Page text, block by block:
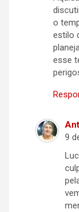
o
estilo
esse
9